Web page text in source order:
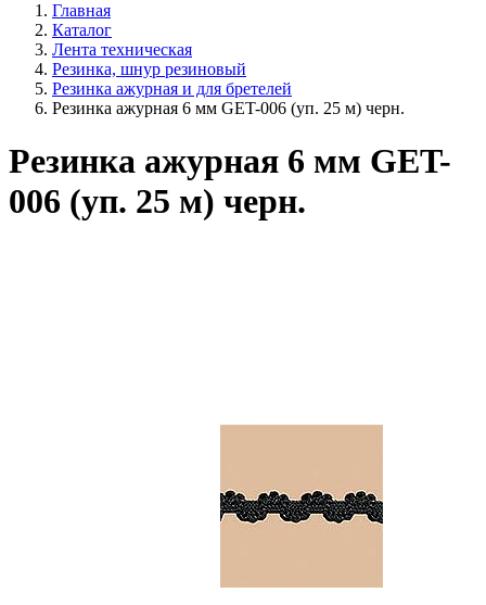
Главная
Каталог
Лента техническая
Резинка, шнур резиновый
Резинка ажурная и для бретелей
Резинка ажурная 6 мм GET-006 (уп. 25 м) черн.
Резинка ажурная 6 мм GET-
006 (уп. 25 м) черн.